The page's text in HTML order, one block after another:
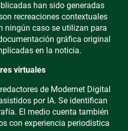
han sido generadas
recreaciones contextuales
ningún caso se utilizan para
gráfica original
en la noticia.
virtuales
de Modernet Digital
por IA. Se identifican
El medio cuenta también
con experiencia periodística